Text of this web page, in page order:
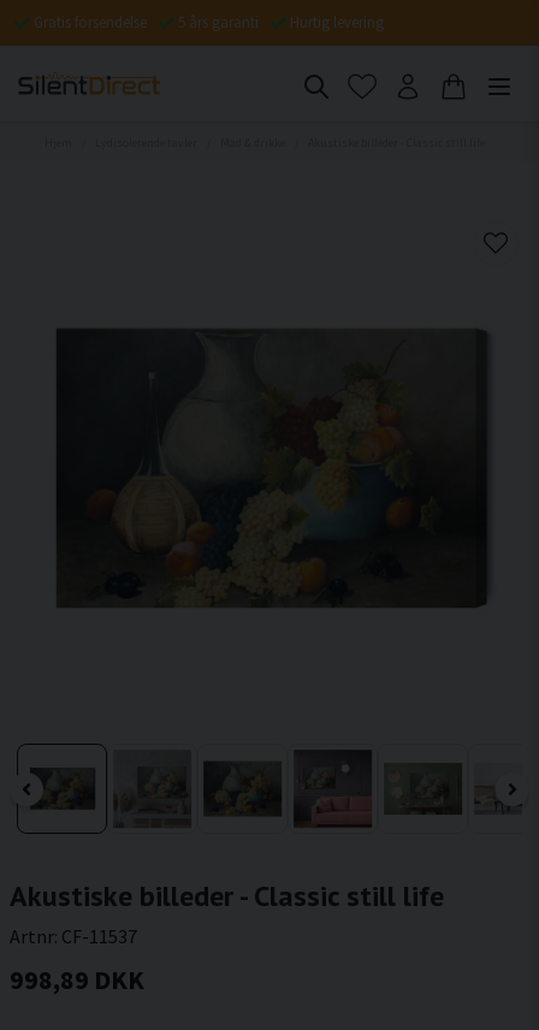
Gratis forsendelse 5 års garanti Hurtig levering
Akustiske billeder - Classic still life
Artnr: CF-11537
998,89 DKK